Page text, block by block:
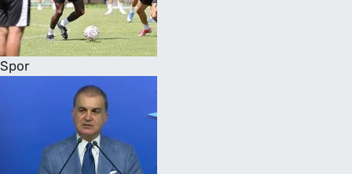
Spor